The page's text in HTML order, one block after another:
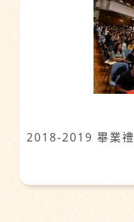
2018-2019 畢業禮